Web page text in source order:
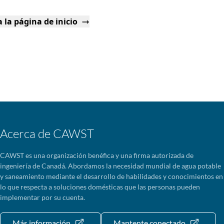
la página de inicio
Acerca de CAWST
CAWST es una organización benéfica y una firma autorizada de
ingeniería de Canadá. Abordamos la necesidad mundial de agua potable
y saneamiento mediante el desarrollo de habilidades y conocimientos en
lo que respecta a soluciones domésticas que las personas pueden
implementar por su cuenta.